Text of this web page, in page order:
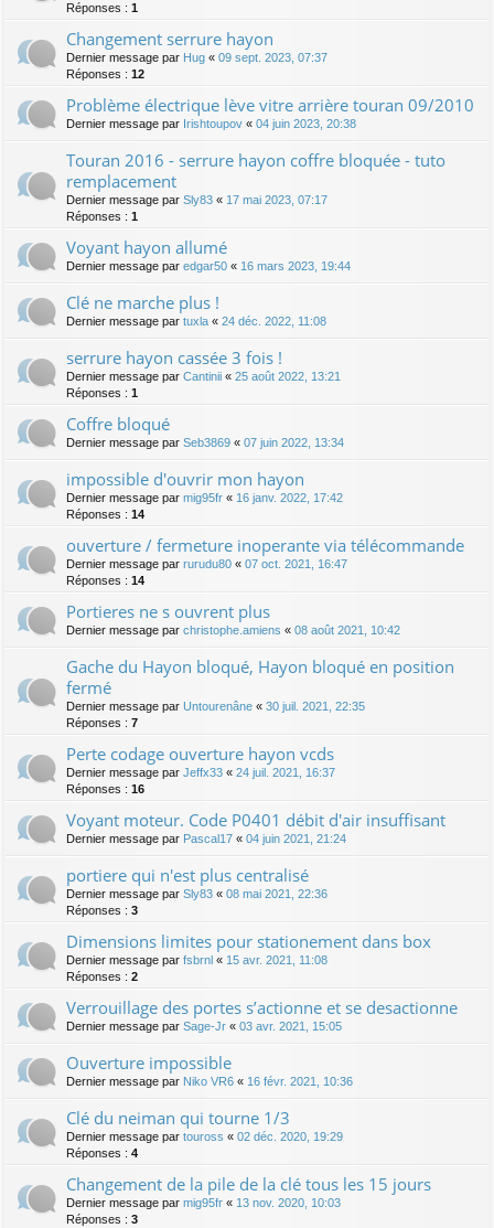
Réponses : 1
Changement serrure hayon
Dernier message par Hug « 09 sept. 2023, 07:37
Réponses : 12
Problème électrique lève vitre arrière touran 09/2010
Dernier message par Irishtoupov « 04 juin 2023, 20:38
Touran 2016 - serrure hayon coffre bloquée - tuto
remplacement
Dernier message par Sly83 « 17 mai 2023, 07:17
Réponses : 1
Voyant hayon allumé
Dernier message par edgar50 « 16 mars 2023, 19:44
Clé ne marche plus !
Dernier message par tuxla « 24 déc. 2022, 11:08
serrure hayon cassée 3 fois !
Dernier message par Cantinii « 25 août 2022, 13:21
Réponses : 1
Coffre bloqué
Dernier message par Seb3869 « 07 juin 2022, 13:34
impossible d'ouvrir mon hayon
Dernier message par mig95fr « 16 janv. 2022, 17:42
Réponses : 14
ouverture / fermeture inoperante via télécommande
Dernier message par rurudu80 « 07 oct. 2021, 16:47
Réponses : 14
Portieres ne s ouvrent plus
Dernier message par christophe.amiens « 08 août 2021, 10:42
Gache du Hayon bloqué, Hayon bloqué en position
fermé
Dernier message par Untourenâne « 30 juil. 2021, 22:35
Réponses : 7
Perte codage ouverture hayon vcds
Dernier message par Jeffx33 « 24 juil. 2021, 16:37
Réponses : 16
Voyant moteur. Code P0401 débit d'air insuffisant
Dernier message par Pascal17 « 04 juin 2021, 21:24
portiere qui n'est plus centralisé
Dernier message par Sly83 « 08 mai 2021, 22:36
Réponses : 3
Dimensions limites pour stationement dans box
Dernier message par fsbrnl « 15 avr. 2021, 11:08
Réponses : 2
Verrouillage des portes s’actionne et se desactionne
Dernier message par Sage-Jr « 03 avr. 2021, 15:05
Ouverture impossible
Dernier message par Niko VR6 « 16 févr. 2021, 10:36
Clé du neiman qui tourne 1/3
Dernier message par touross « 02 déc. 2020, 19:29
Réponses : 4
Changement de la pile de la clé tous les 15 jours
Dernier message par mig95fr « 13 nov. 2020, 10:03
Réponses : 3